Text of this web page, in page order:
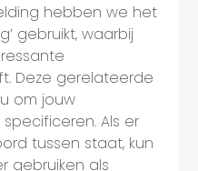
hebben we het
gebruikt, waarbij
Deze gerelateerde
om jouw
Als er
tussen staat, kun
gebruiken als